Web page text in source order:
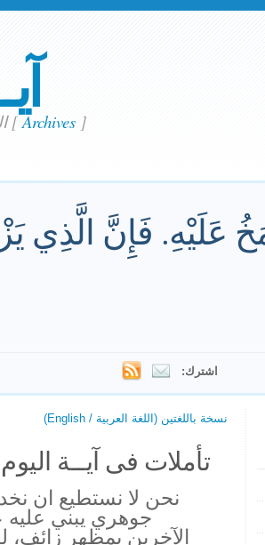
الثلاثاء 7. يونيو 2016[Archives]
عَلَيْهِ. فَإِنَّ الَّذِي
اشترك:
نسخة باللغتين (اللغة العربية / English)
تأملات فى آيــة
نحن لا نستطيع ان
جوهري يبني عليه
الآخرين بمظهر زائف،